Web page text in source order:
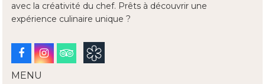
avec la créativité du chef. Prêts à découvrir une
expérience culinaire unique ?
Facebook
Instagram
Tripadvisor
MENU